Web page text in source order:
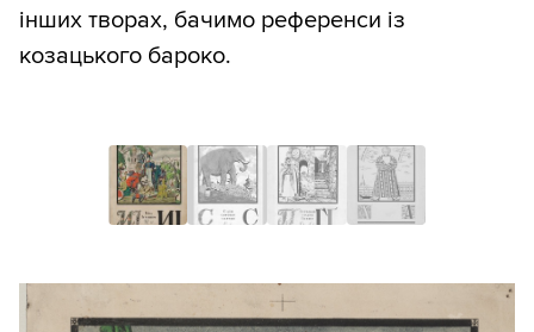
інших творах, бачимо референси із
козацького бароко.